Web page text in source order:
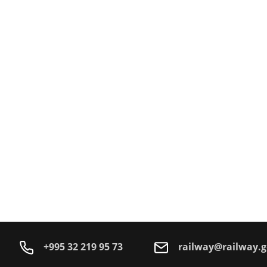
+995 32 219 95 73